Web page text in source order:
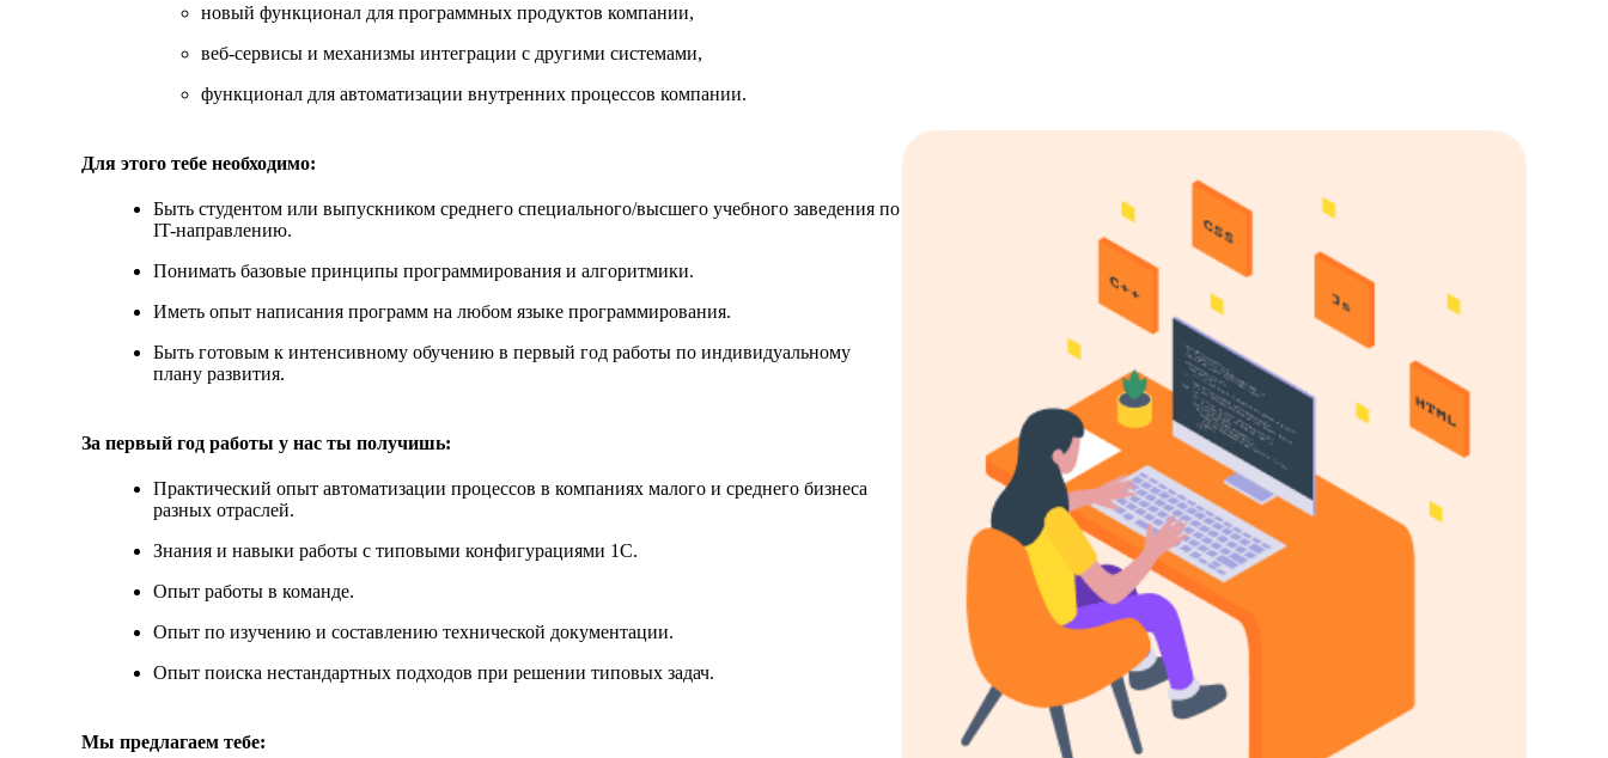
новый функционал для программных продуктов компании,
веб-сервисы и механизмы интеграции с другими системами,
функционал для автоматизации внутренних процессов компании.
Для этого тебе необходимо:
Быть студентом или выпускником среднего специального/высшего учебного заведения по
IT-направлению.
Понимать базовые принципы программирования и алгоритмики.
Иметь опыт написания программ на любом языке программирования.
Быть готовым к интенсивному обучению в первый год работы по индивидуальному
плану развития.
За первый год работы у нас ты получишь:
Практический опыт автоматизации процессов в компаниях малого и среднего бизнеса
разных отраслей.
Знания и навыки работы с типовыми конфигурациями 1С.
Опыт работы в команде.
Опыт по изучению и составлению технической документации.
Опыт поиска нестандартных подходов при решении типовых задач.
Мы предлагаем тебе: